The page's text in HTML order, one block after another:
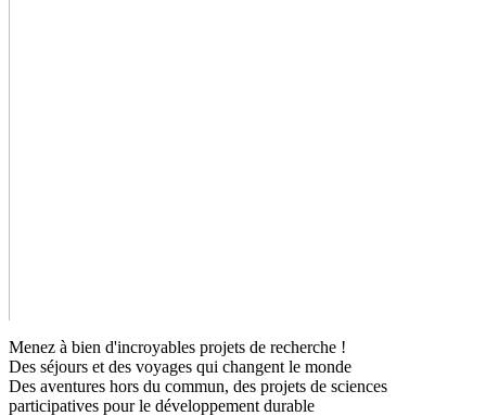
Menez à bien d'incroyables projets de recherche !
Des séjours et des voyages qui changent le monde
Des aventures hors du commun, des projets de sciences
participatives pour le développement durable